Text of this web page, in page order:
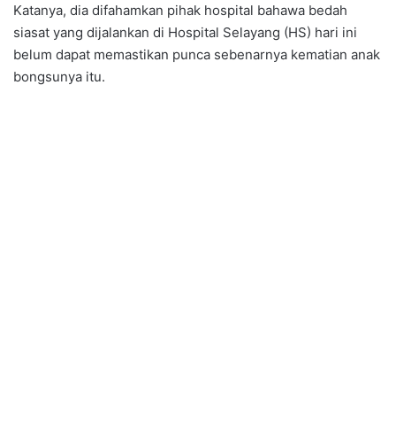
Katanya, dia difahamkan pihak hospital bahawa bedah
siasat yang dijalankan di Hospital Selayang (HS) hari ini
belum dapat memastikan punca sebenarnya kematian anak
bongsunya itu.